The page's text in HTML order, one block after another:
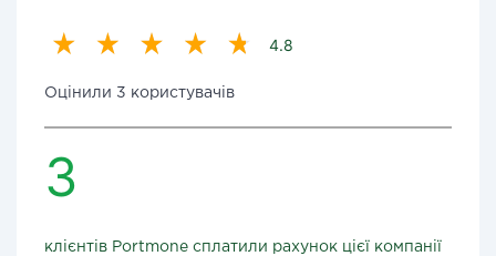
4.8
Оцінили 3 користувачів
3
клієнтів Portmone сплатили рахунок цієї компанії